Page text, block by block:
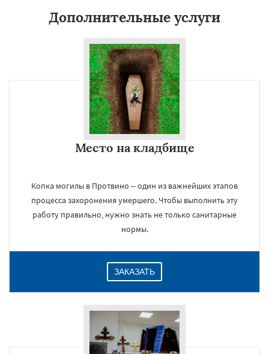
Дополнительные услуги
Место на кладбище
Копка могилы в Протвино – один из важнейших этапов
процесса захоронения умершего. Чтобы выполнить эту
работу правильно, нужно знать не только санитарные
нормы.
ЗАКАЗАТЬ
Даю согласие на обработку персональных данных